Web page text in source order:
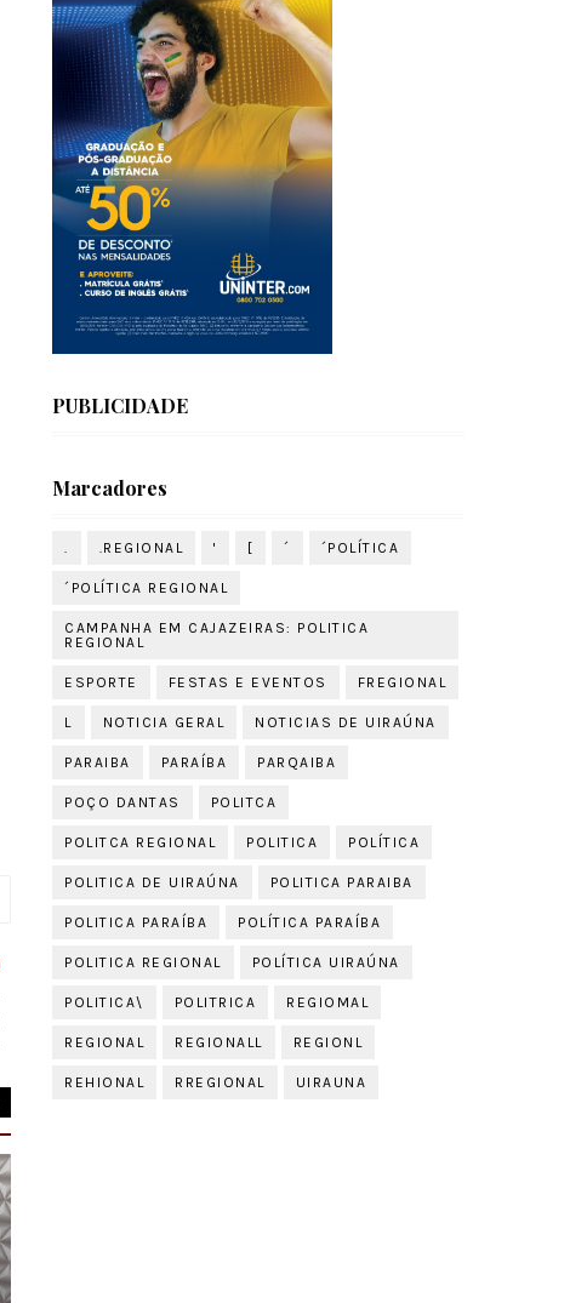
PUBLICIDADE
Marcadores
. .REGIONAL ' [ ´ ´POLÍTICA
´POLÍTICA REGIONAL
CAMPANHA EM CAJAZEIRAS: POLITICA
REGIONAL
ESPORTE FESTAS E EVENTOS FREGIONAL
L NOTICIA GERAL NOTICIAS DE UIRAÚNA
PARAIBA PARAÍBA PARQAIBA
POÇO DANTAS POLITCA
POLITCA REGIONAL POLITICA POLÍTICA
POLITICA DE UIRAÚNA POLITICA PARAIBA
POLITICA PARAÍBA POLÍTICA PARAÍBA
POLITICA REGIONAL POLÍTICA UIRAÚNA
POLITICA\ POLITRICA REGIOMAL
REGIONAL REGIONALL REGIONL
REHIONAL RREGIONAL UIRAUNA